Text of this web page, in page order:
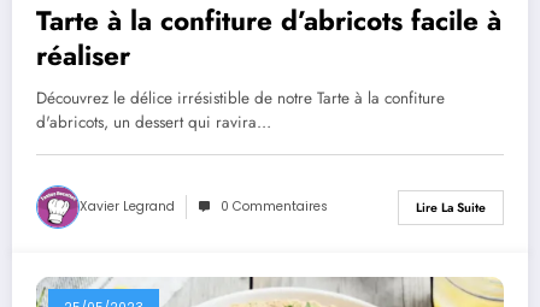
Tarte à la confiture d’abricots facile à
réaliser
Découvrez le délice irrésistible de notre Tarte à la confiture
d'abricots, un dessert qui ravira…
Xavier Legrand 0 Commentaires Lire La Suite